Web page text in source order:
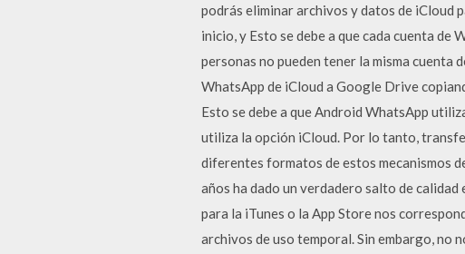
podrás eliminar archivos y datos de iCloud
inicio, y Esto se debe a que cada cuenta
personas no pueden tener la misma cuenta
WhatsApp de iCloud a Google Drive
Esto se debe a que Android WhatsApp
utiliza la opción iCloud. Por lo tanto,
diferentes formatos de estos mecanismos
años ha dado un verdadero salto de
para la iTunes o la App Store nos
archivos de uso temporal. Sin embargo, no